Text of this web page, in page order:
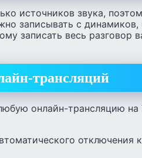
источников звука,
записывать с динамиков,
записать весь разговор
трансляций
онлайн-трансляцию на
отключения